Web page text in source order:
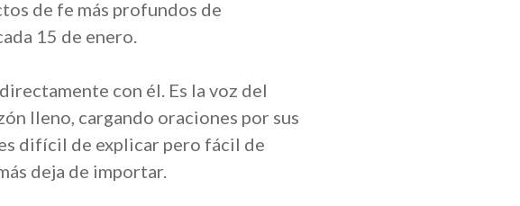
de fe más profundos de
15 de enero.
con él. Es la voz del
lleno, cargando oraciones por sus
difícil de explicar pero fácil de
deja de importar.